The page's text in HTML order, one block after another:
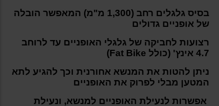
בסיס גלגלים רחב (1,300 מ"מ) המאפשר הובלה
של אופניים גדולים
רצועות לחביקה של גלגלי האופניים עד לרוחב
4.7 אינץ' (כולל Fat Bike)
ניתן להטות את המנשא אחורנית וכך להגיע לתא
המטען מבלי לפרוק את האופניים
אפשרות לנעילת האופניים למנשא, ונעילת